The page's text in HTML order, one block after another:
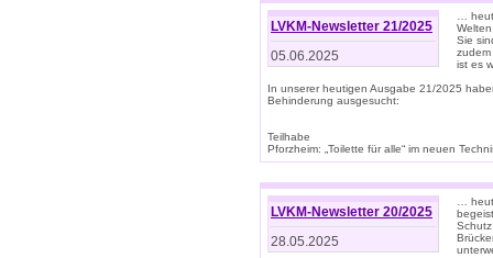
LVKM-Newsletter 21/2025
05.06.2025
…
Sie
ist es
In unserer heutigen Ausgabe 21/2025
Behinderung ausgesucht:
Teilhabe
Pforzheim: „Toilette für alle“ im neuen
LVKM-Newsletter 20/2025
28.05.2025
…